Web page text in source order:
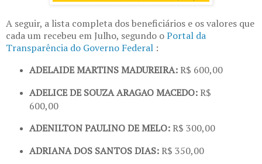
A seguir, a lista completa dos beneficiários e os valores que
cada um recebeu em Julho, segundo oPortal da
Transparência do Governo Federal :
ADELAIDE MARTINS MADUREIRA:R$ 600,00
ADELICE DE SOUZA ARAGAO MACEDO:R$
600,00
ADENILTON PAULINO DE MELO:R$ 300,00
ADRIANA DOS SANTOS DIAS:R$ 350,00